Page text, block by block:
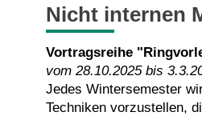
Nicht internen
Vortragsreihe
vom 28.10.2025 bis
Jedes Wintersemester
Techniken vorzustellen,